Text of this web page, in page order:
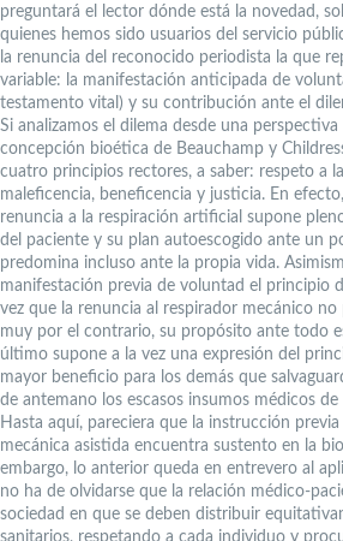
preguntará el lector dónde está la novedad,
quienes hemos sido usuarios del servicio
la renuncia del reconocido periodista la que
variable: la manifestación anticipada de
testamento vital) y su contribución ante el
Si analizamos el dilema desde una
concepción bioética de Beauchamp y
cuatro principios rectores, a saber: respeto a
maleficencia, beneficencia y justicia. En
renuncia a la respiración artificial supone
del paciente y su plan autoescogido ante un
predomina incluso ante la propia vida.
manifestación previa de voluntad el principio
vez que la renuncia al respirador mecánico
muy por el contrario, su propósito ante todo
último supone a la vez una expresión del
mayor beneficio para los demás que
de antemano los escasos insumos médicos
Hasta aquí, pareciera que la instrucción
mecánica asistida encuentra sustento en la
embargo, lo anterior queda en entrevero al
no ha de olvidarse que la relación médico-
sociedad en que se deben distribuir